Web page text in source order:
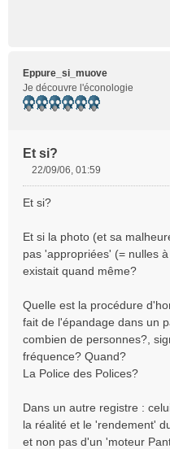
Eppure_si_muove
Je découvre l'éconologie
Et si?
s
a
g
e
n
l
u
22/09/06, 01:59
Et si?
Et si la photo (et sa
pas 'appropriées' (= nulles
existait quand même?
Quelle est la procédure
fait de l'épandage dans un
combien de personnes?,
fréquence? Quand?
La Police des Polices?
Dans un autre registre :
la réalité et le 'rendement'
et non pas d'un 'moteur